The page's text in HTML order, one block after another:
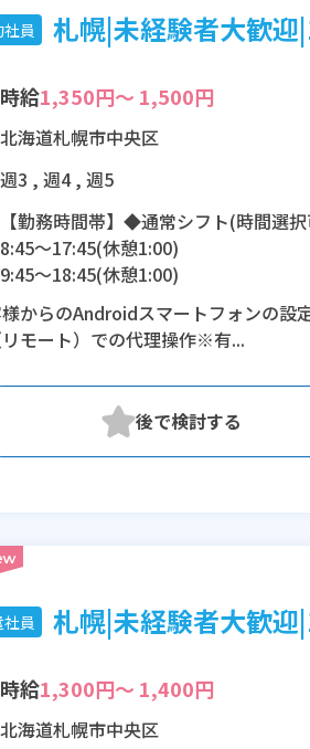
員 札幌|未経験者大歓
時給1,350円～ 1,500円
北海道札幌市中央区
週3 , 週4 , 週5
【勤務時間帯】◆通常シフト(時間選
8:45〜17:45(休憩1:00)
9:45〜18:45(休憩1:00)
11:45〜20:15(休憩1:00)
※残業：0〜10時間程度/月
からのAndroidスマートフォンの設
モート）での代理操作※有...
員 札幌|未経験者大歓
時給1,300円～ 1,400円
北海道札幌市中央区